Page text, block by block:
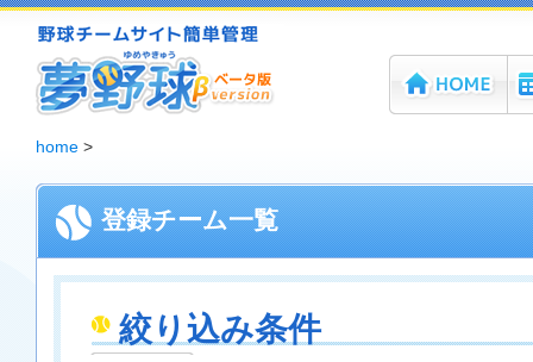
home >
登録チーム一覧
絞り込み条件